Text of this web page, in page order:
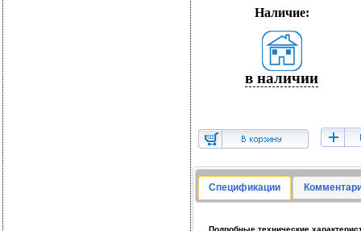
Наличие:
в наличии
Спецификации
Подробные технические